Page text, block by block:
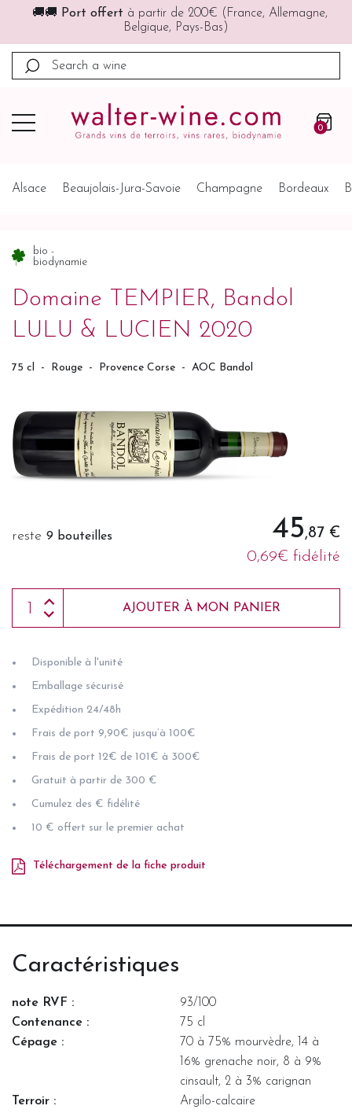
🚚🚚 Port offert à partir de 200€ (France, Allemagne,
Belgique, Pays-Bas)
0
Alsace Beaujolais-Jura-Savoie Champagne Bordeaux
bio -
biodynamie
Domaine TEMPIER, Bandol
LULU & LUCIEN 2020
75 cl - Rouge - Provence Corse - AOC Bandol
reste 9 bouteilles 45,87 €
0,69€ fidélité
AJOUTER À MON PANIER
Disponible à l'unité
Emballage sécurisé
Expédition 24/48h
Frais de port 9,90€ jusqu’à 100€
Frais de port 12€ de 101€ à 300€
Gratuit à partir de 300 €
Cumulez des € fidélité
10 € offert sur le premier achat
Téléchargement de la fiche produit
Caractéristiques
note RVF :
93/100
Contenance :
75 cl
Cépage :
70 à 75% mourvèdre, 14 à
16% grenache noir, 8 à 9%
cinsault, 2 à 3% carignan
Terroir :
Argilo-calcaire